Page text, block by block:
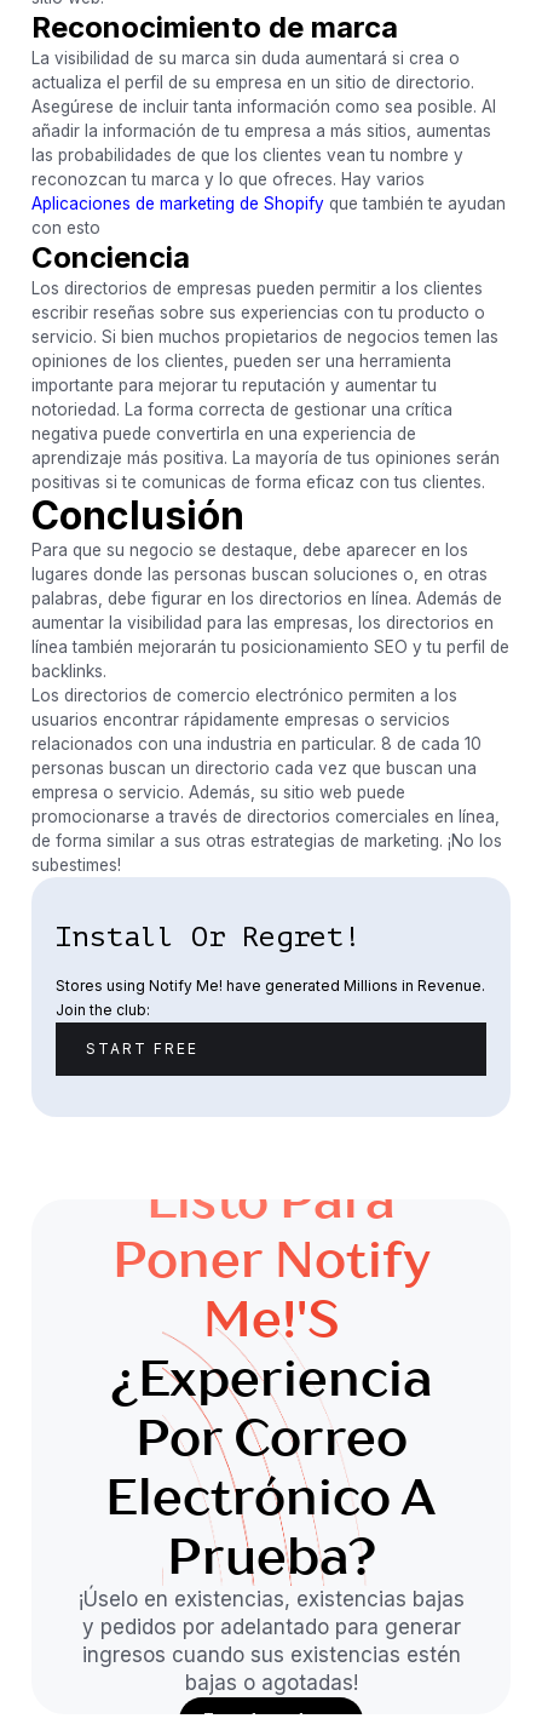
Reconocimiento de marca
La visibilidad de su marca sin duda aumentará si crea o
actualiza el perfil de su empresa en un sitio de directorio.
Asegúrese de incluir tanta información como sea posible. Al
añadir la información de tu empresa a más sitios, aumentas
las probabilidades de que los clientes vean tu nombre y
reconozcan tu marca y lo que ofreces. Hay varios
Aplicaciones de marketing de Shopifyque también te ayudan
con esto
Conciencia
Los directorios de empresas pueden permitir a los clientes
escribir reseñas sobre sus experiencias con tu producto o
servicio. Si bien muchos propietarios de negocios temen las
opiniones de los clientes, pueden ser una herramienta
importante para mejorar tu reputación y aumentar tu
notoriedad. La forma correcta de gestionar una crítica
negativa puede convertirla en una experiencia de
aprendizaje más positiva. La mayoría de tus opiniones serán
positivas si te comunicas de forma eficaz con tus clientes.
Conclusión
Para que su negocio se destaque, debe aparecer en los
lugares donde las personas buscan soluciones o, en otras
palabras, debe figurar en los directorios en línea. Además de
aumentar la visibilidad para las empresas, los directorios en
línea también mejorarán tu posicionamiento SEO y tu perfil de
backlinks.
Los directorios de comercio electrónico permiten a los
usuarios encontrar rápidamente empresas o servicios
relacionados con una industria en particular. 8 de cada 10
personas buscan un directorio cada vez que buscan una
empresa o servicio. Además, su sitio web puede
promocionarse a través de directorios comerciales en línea,
de forma similar a sus otras estrategias de marketing. ¡No los
subestimes!
Install Or Regret!
Stores using Notify Me! have generated Millions in Revenue.
Join the club:
START FREE
Listo Para
Poner Notify
Me!'s
¿Experiencia
Por Correo
Electrónico A
Prueba?
¡Úselo en existencias, existencias bajas
y pedidos por adelantado para generar
ingresos cuando sus existencias estén
bajas o agotadas!
Instalar ahora